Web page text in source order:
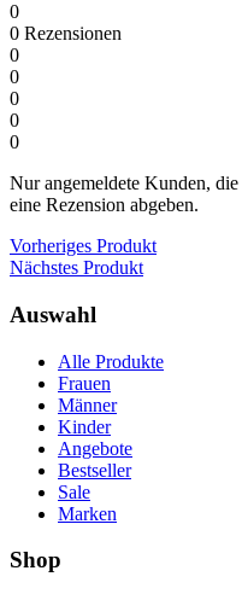
0
0 Rezensionen
0
0
0
0
0
Nur angemeldete Kunden,
eine Rezension abgeben.
Vorheriges Produkt
Nächstes Produkt
Auswahl
Alle Produkte
Frauen
Männer
Kinder
Angebote
Bestseller
Sale
Marken
Shop